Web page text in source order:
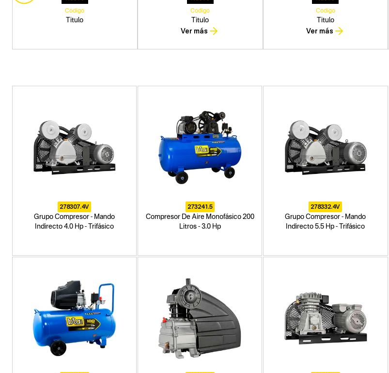
Titulo
Codigo
Titulo
Codigo
Ver más
Titulo
Codigo
Ver más
278307.4V
Grupo Compresor - Mando
Indirecto 4.0 Hp - Trifásico
273241.5
Compresor De Aire Monofásico 200
Litros - 3.0 Hp
278332.4V
Grupo Compresor - Mando
Indirecto 5.5 Hp - Trifásico